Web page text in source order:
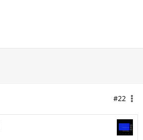
#22